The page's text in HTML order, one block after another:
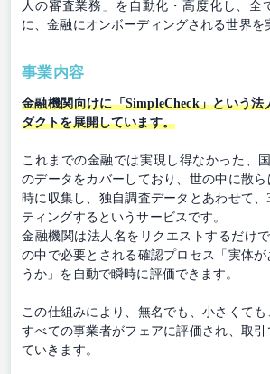
人の審査業務」を自動化・高度化し、全
に、金融にオンボーディングされる世界を
事業内容
金融機関向けに「SimpleCheck」という法
ダクトを展開しています。
これまでの金融では実現し得なかった、
のデータをカバーしており、世の中に散
時に収集し、独自調査データとあわせて
ティングするというサービスです。
金融機関は法人名をリクエストするだけ
の中で必要とされる確認プロセス「実体
うか」を自動で瞬時に評価できます。
この仕組みにより、無名でも、小さくても
すべての事業者がフェアに評価され、取
ていきます。